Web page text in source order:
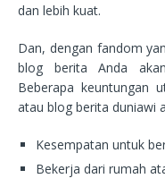
dan lebih kuat.
Dan, dengan fandom
blog berita Anda
Beberapa keuntungan
atau blog berita duniawi
Kesempatan untuk
Bekerja dari rumah